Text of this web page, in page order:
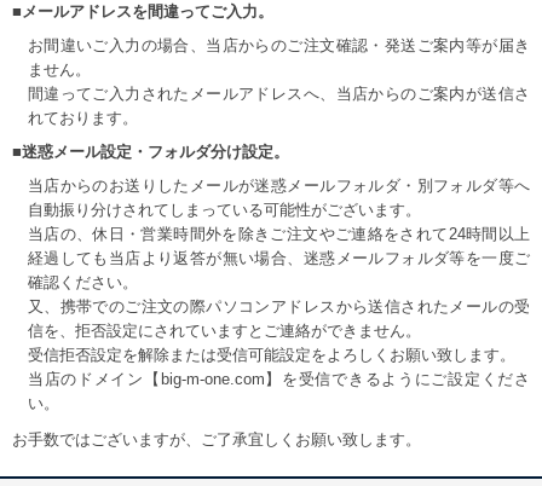
■メールアドレスを間違ってご入力。
お間違いご入力の場合、当店からのご注文確認・発送ご案内等が届き
ません。
間違ってご入力されたメールアドレスへ、当店からのご案内が送信さ
れております。
■迷惑メール設定・フォルダ分け設定。
当店からのお送りしたメールが迷惑メールフォルダ・別フォルダ等へ
自動振り分けされてしまっている可能性がございます。
当店の、休日・営業時間外を除きご注文やご連絡をされて24時間以上
経過しても当店より返答が無い場合、迷惑メールフォルダ等を一度ご
確認ください。
又、携帯でのご注文の際パソコンアドレスから送信されたメールの受
信を、拒否設定にされていますとご連絡ができません。
受信拒否設定を解除または受信可能設定をよろしくお願い致します。
当店のドメイン【big-m-one.com】を受信できるようにご設定くださ
い。
お手数ではございますが、ご了承宜しくお願い致します。